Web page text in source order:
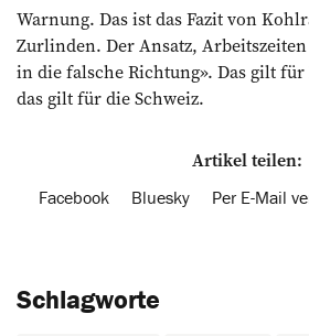
Warnung. Das ist das Fazit von
Zurlinden. Der Ansatz,
in die falsche Richtung». Das gilt
das gilt für die Schweiz.
Artikel teilen:
Facebook Bluesky Per E-Mail
Schlagworte